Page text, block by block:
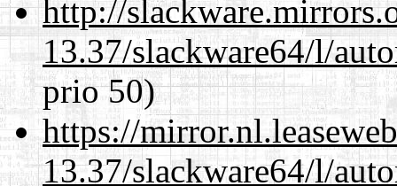
http://
13.37/slackware64/l/
prio 50)
https://
13.37/slackware64/l/